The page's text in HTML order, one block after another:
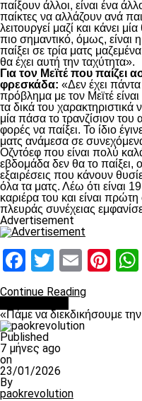
παίξουν άλλοι, είναι ένα
παίκτες να αλλάζουν ανά
λειτουργεί μαζί και κάνει
πιο σημαντικό, όμως, είναι
παίξει σε τρία ματς
θα έχει αυτή την ταχύτητα».
Για τον Μεϊτέ που παίζει
φρεσκάδα: «Δεν έχει
πρόβλημα με τον Μεϊτέ
τα δικά του χαρακτηριστικά
μία πάσα το τρανζίσιον του
φορές να παίξει. Το ίδιο
ματς ανάμεσα σε
Οζντόεφ που είναι πολύ
εβδομάδα δεν θα το παίξει,
εξαιρέσεις που κάνουν
όλα τα ματς. Λέω ότι είναι
καριέρα του και είναι
πλευράς συνέχειας
Advertisement
Facebook
Twitter
Email
Continue Reading
«Πάμε να διεκδικήσουμε
Published
7 μήνες ago
on
23/01/2026
By
paokrevolution